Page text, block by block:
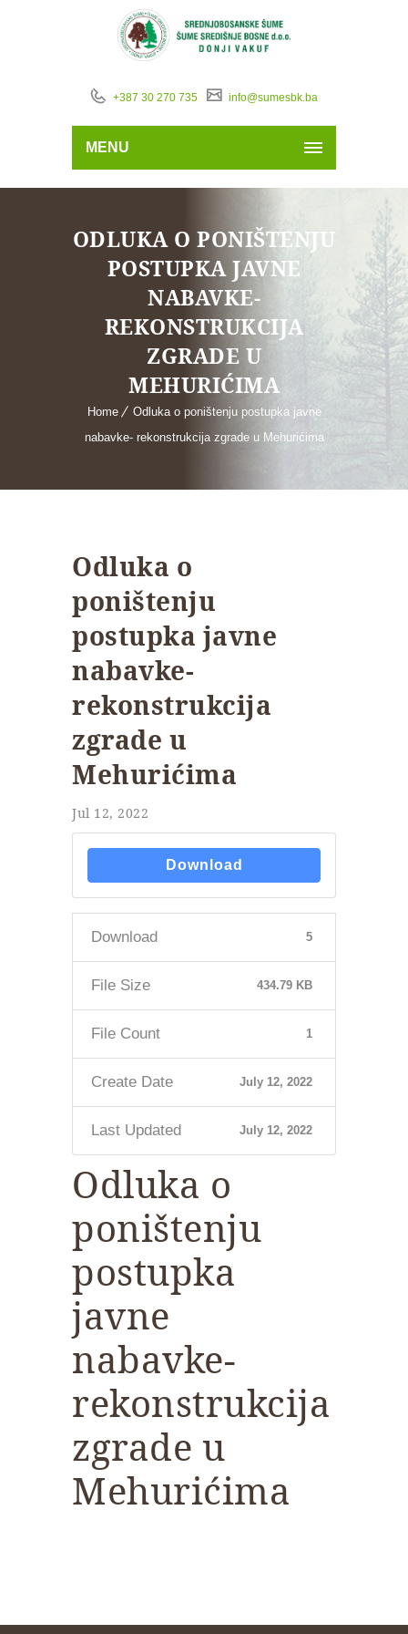
+387 30 270 735 info@sumesbk.ba
MENU
ODLUKA O PONIŠTENJU
POSTUPKA JAVNE
NABAVKE-
REKONSTRUKCIJA
ZGRADE U
MEHURIĆIMA
Home
Odluka o poništenju postupka javne
nabavke- rekonstrukcija zgrade u Mehurićima
Odluka o
poništenju
postupka javne
nabavke-
rekonstrukcija
zgrade u
Mehurićima
Jul 12, 2022
Download
Download 5
File Size 434.79 KB
File Count 1
Create Date July 12, 2022
Last Updated July 12, 2022
Odluka o
poništenju
postupka
javne
nabavke-
rekonstrukcija
zgrade u
Mehurićima